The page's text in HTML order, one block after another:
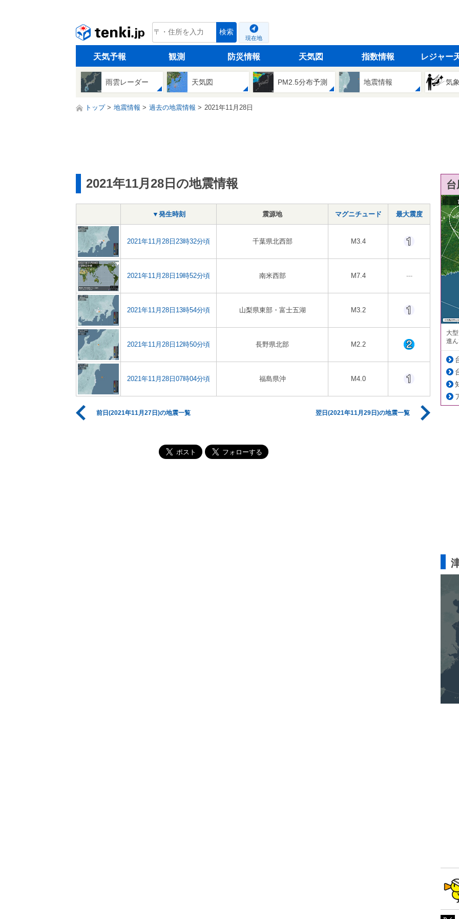
tenki.jp 検索
現在地
天気予報 観測 防災情報 天気図 指数情報 レジャー
雨雲レーダー 天気図 PM2.5分布予測 地震情報 気
トップ 地震情報 過去の地震情報 2021年11月28日
2021年11月28日の地震情報
▼発生時刻 震源地 マグニチュード 最大震度
2021年11月28日23時32分頃 千葉県北西部 M3.4
2021年11月28日19時52分頃 南米西部 M7.4 ---
2021年11月28日13時54分頃 山梨県東部・富士五湖 M3.2
2021年11月28日12時50分頃 長野県北部 M2.2
2021年11月28日07時04分頃 福島県沖 M4.0
前日(2021年11月27日)の地震一覧 翌日(2021年11月29日)の地震一覧
大
進